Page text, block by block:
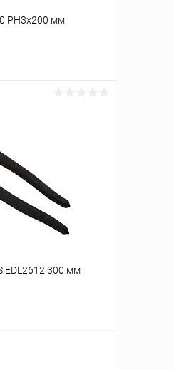
PH3x200 мм
В наличии
EDL2612 300 мм